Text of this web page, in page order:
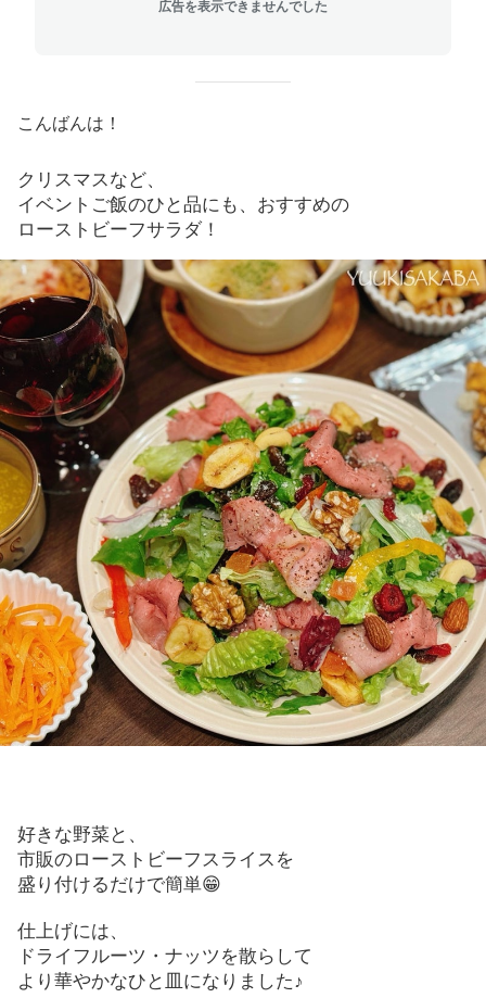
広告を表示できませんでした
こんばんは！
クリスマスなど、
イベントご飯のひと品にも、おすすめの
ローストビーフサラダ！
好きな野菜と、
市販のローストビーフスライスを
盛り付けるだけで簡単😁
仕上げには、
ドライフルーツ・ナッツを散らして
より華やかなひと皿になりました♪